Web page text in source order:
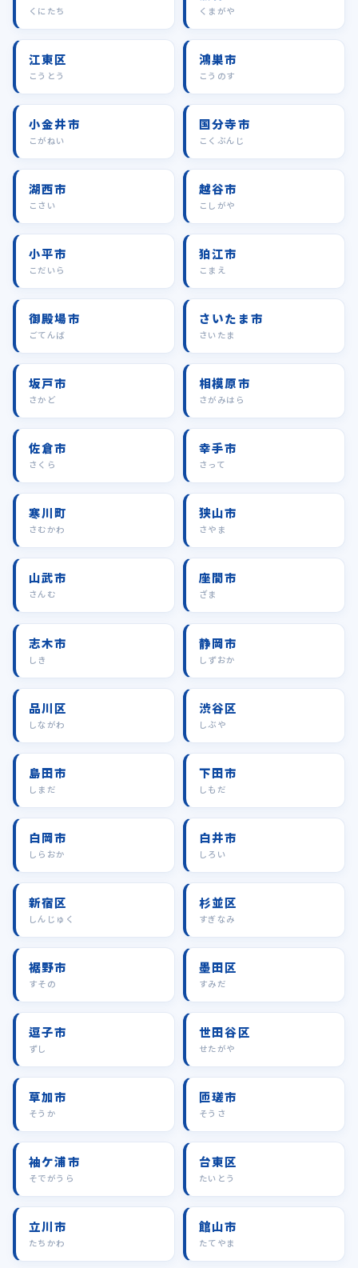
くにたち くまがや
江東区
こうとう
鴻巣市
こうのす
小金井市
こがねい
国分寺市
こくぶんじ
湖西市
こさい
越谷市
こしがや
小平市
こだいら
狛江市
こまえ
御殿場市
ごてんば
さいたま市
さいたま
坂戸市
さかど
相模原市
さがみはら
佐倉市
さくら
幸手市
さって
寒川町
さむかわ
狭山市
さやま
山武市
さんむ
座間市
ざま
志木市
しき
静岡市
しずおか
品川区
しながわ
渋谷区
しぶや
島田市
しまだ
下田市
しもだ
白岡市
しらおか
白井市
しろい
新宿区
しんじゅく
杉並区
すぎなみ
裾野市
すその
墨田区
すみだ
逗子市
ずし
世田谷区
せたがや
草加市
そうか
匝瑳市
そうさ
袖ケ浦市
そでがうら
台東区
たいとう
立川市
たちかわ
館山市
たてやま